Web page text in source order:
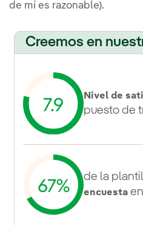
de mí es razonable).
Creemos en
Nivel de
puesto de
de la
encuesta